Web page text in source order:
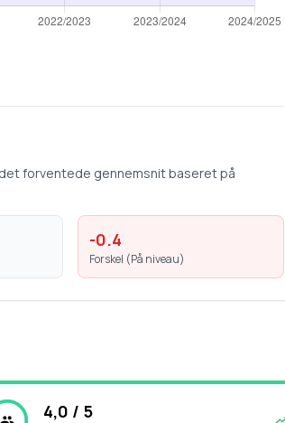
forventede gennemsnit baseret på
-0.4
Forskel (På niveau)
4,0 / 5